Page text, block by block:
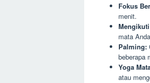
Fokus
menit.
mata
Palming:
beberapa
Yoga
atau